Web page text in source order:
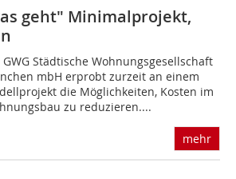
geht" Minimalprojekt,
GWG Städtische Wohnungsgesellschaft
mbH erprobt zurzeit an einem
die Möglichkeiten, Kosten im
zu reduzieren....
mehr